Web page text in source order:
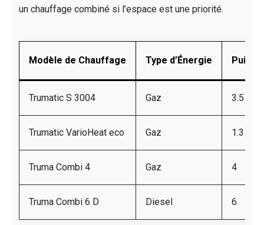
un chauffage combiné si l’espace est une priorité.
Modèle de Chauffage Type d’Énergie
Trumatic S 3004 Gaz 3.5
Trumatic VarioHeat eco Gaz 1.3 /
Truma Combi 4 Gaz 4
Truma Combi 6 D Diesel 6